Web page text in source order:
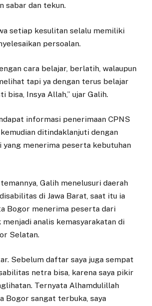
sabar dan tekun.
setiap kesulitan selalu memiliki
persoalan.
cara belajar, berlatih, walaupun
tapi ya dengan terus belajar
bisa, Insya Allah,” ujar Galih.
informasi penerimaan CPNS
ditindaklanjuti dengan
yang menerima peserta kebutuhan
Galih menelusuri daerah
di Jawa Barat, saat itu ia
Bogor menerima peserta dari
analis kemasyarakatan di
Selatan.
Sebelum daftar saya juga sempat
netra bisa, karena saya pikir
Ternyata Alhamdulillah
Bogor sangat terbuka, saya